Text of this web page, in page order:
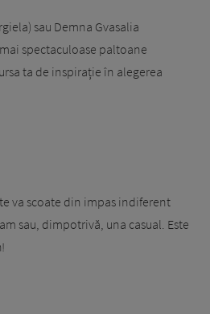
sau Demna Gvasalia
spectaculoase paltoane
ta de inspirație în alegerea
va scoate din impas indiferent
sau, dimpotrivă, una casual. Este